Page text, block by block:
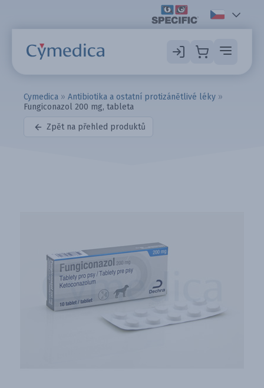
Cymedica » Antibiotika a ostatní protizánětlivé léky »
Fungiconazol 200 mg, tableta
Zpět na přehled produktů